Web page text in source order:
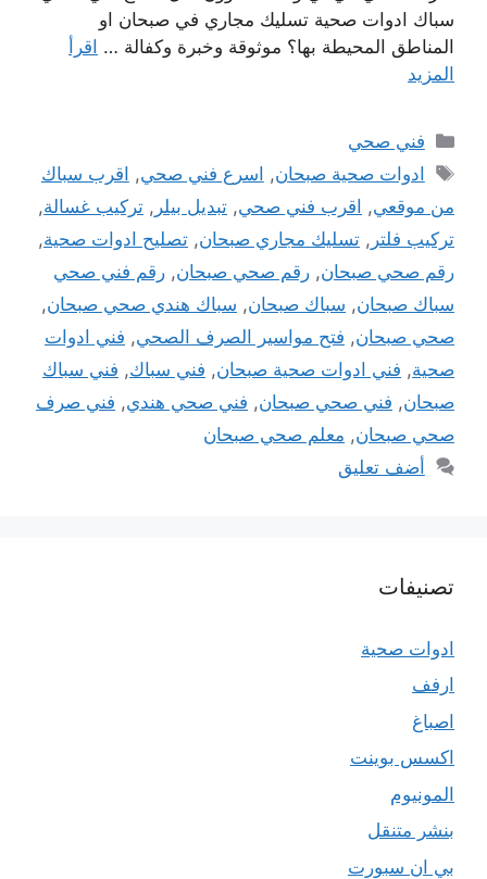
سباك ادوات صحية تسليك مجاري في صبحان او
المناطق المحيطة بها؟ موثوقة وخبرة وكفالة … اقرأ
المزيد
التصنيفات
فني صحي
الوسوم
ادوات صحية صبحان, اسرع فني صحي, اقرب سباك
من موقعي, اقرب فني صحي, تبديل بيلر , تركيب غسالة,
تركيب فلتر , تسليك مجاري صبحان, تصليح ادوات صحية,
رقم صحي صبحان, رقم صحي صبحان, رقم فني صحي
سباك صبحان, سباك صبحان, سباك هندي صحي صبحان,
صحي صبحان, فتح مواسير الصرف الصحي, فني ادوات
صحية, فني ادوات صحية صبحان, فني سباك, فني سباك
صبحان, فني صحي صبحان, فني صحي هندي, فني صرف
صحي صبحان, معلم صحي صبحان
أضف تعليق
تصنيفات
ادوات صحية
ارفف
اصباغ
اكسس بوينت
المونيوم
بنشر متنقل
بي ان سبورت